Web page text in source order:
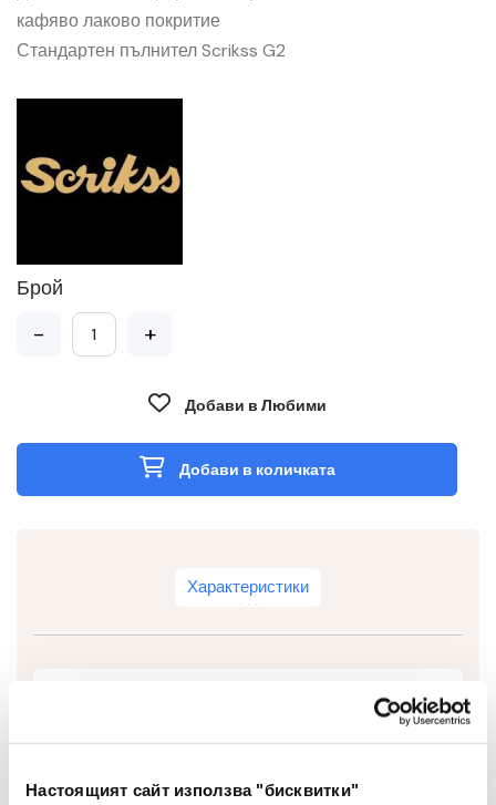
Настоящият сайт използва "бисквитки"
кафяво лаково покритие
Стандартен пълнител Scrikss G2
Брой
- +
Добави в Любими
Добави в количката
Характеристики
Автоматична